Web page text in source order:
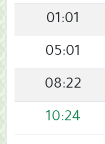
01:01
05:01
08:22
10:24